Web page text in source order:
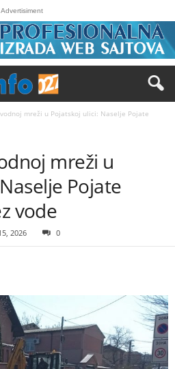
Advertisiment
mreži u Pojatskoj ulici: Naselje Pojate
mreži u
Pojate
vode
2026 0